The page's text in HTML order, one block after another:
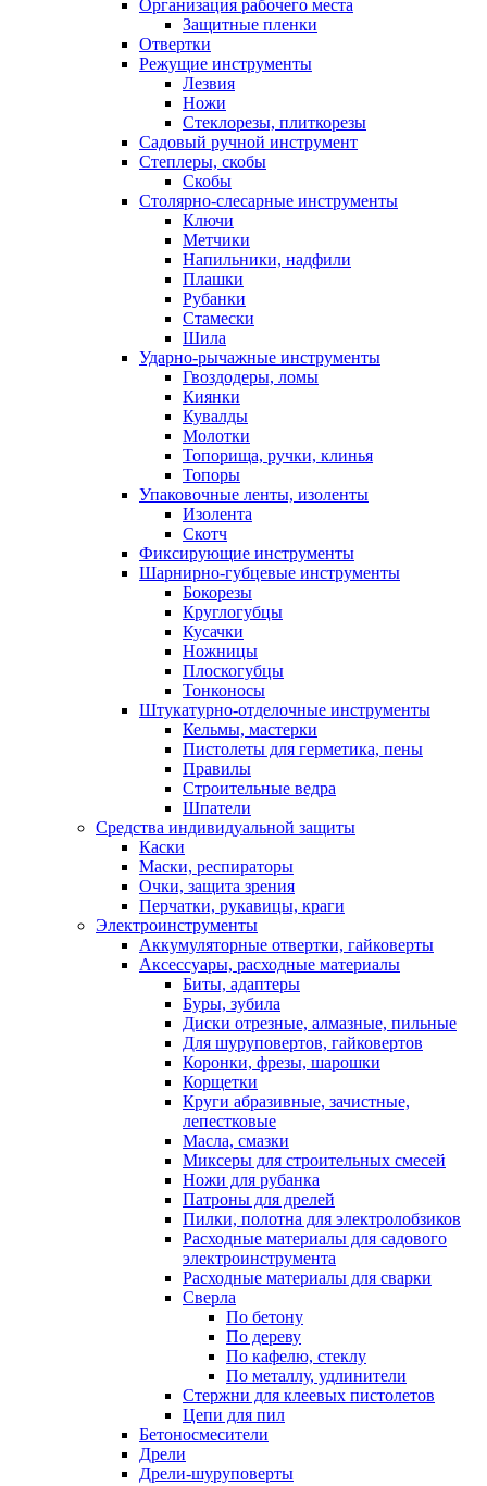
Организация рабочего места
Защитные пленки
Отвертки
Режущие инструменты
Лезвия
Ножи
Стеклорезы, плиткорезы
Садовый ручной инструмент
Степлеры, скобы
Скобы
Столярно-слесарные инструменты
Ключи
Метчики
Напильники, надфили
Плашки
Рубанки
Стамески
Шила
Ударно-рычажные инструменты
Гвоздодеры, ломы
Киянки
Кувалды
Молотки
Топорища, ручки, клинья
Топоры
Упаковочные ленты, изоленты
Изолента
Скотч
Фиксирующие инструменты
Шарнирно-губцевые инструменты
Бокорезы
Круглогубцы
Кусачки
Ножницы
Плоскогубцы
Тонконосы
Штукатурно-отделочные инструменты
Кельмы, мастерки
Пистолеты для герметика, пены
Правилы
Строительные ведра
Шпатели
Средства индивидуальной защиты
Каски
Маски, респираторы
Очки, защита зрения
Перчатки, рукавицы, краги
Электроинструменты
Аккумуляторные отвертки, гайковерты
Аксессуары, расходные материалы
Биты, адаптеры
Буры, зубила
Диски отрезные, алмазные, пильные
Для шуруповертов, гайковертов
Коронки, фрезы, шарошки
Корщетки
Круги абразивные, зачистные,
лепестковые
Масла, смазки
Миксеры для строительных смесей
Ножи для рубанка
Патроны для дрелей
Пилки, полотна для электролобзиков
Расходные материалы для садового
электроинструмента
Расходные материалы для сварки
Сверла
По бетону
По дереву
По кафелю, стеклу
По металлу, удлинители
Стержни для клеевых пистолетов
Цепи для пил
Бетоносмесители
Дрели
Дрели-шуруповерты